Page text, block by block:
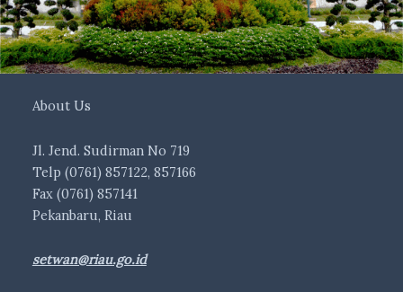
About Us
Jl. Jend. Sudirman No 719
Telp (0761) 857122, 857166
Fax (0761) 857141
Pekanbaru, Riau
setwan@riau.go.id